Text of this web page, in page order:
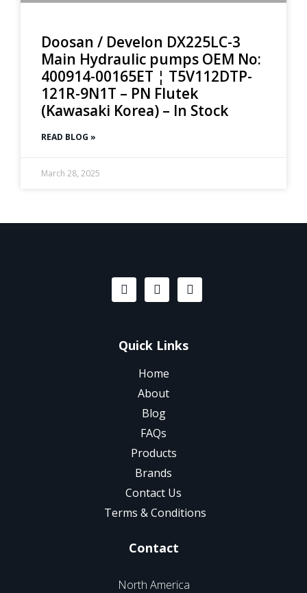
Doosan / Develon DX225LC-3
Main Hydraulic pumps OEM No:
400914-00165ET ¦ T5V112DTP-
121R-9N1T – PN Flutek
(Kawasaki Korea) – In Stock
READ BLOG »
March 28, 2025
Quick Links
Home
About
Blog
FAQs
Products
Brands
Contact Us
Terms & Conditions
Contact
North America